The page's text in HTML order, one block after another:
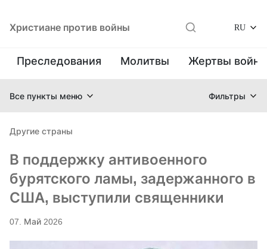
Христиане против войны RU
Преследования Молитвы Жертвы
Все пункты меню Фильтры
Другие страны
В поддержку антивоенного
бурятского ламы, задержанного в
США, выступили священники
07. Май 2026